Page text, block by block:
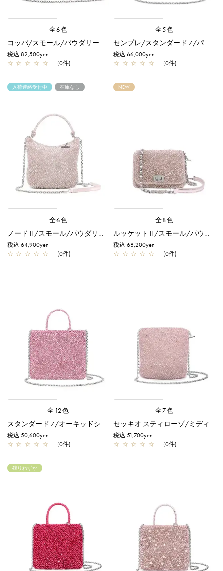
全6色
コッパ/スモール/パウダリーピンクシルバー
税込 82,500yen
☆ ☆ ☆ ☆ ☆ (0件)
全5色
センプレ/スタンダード Z/パウダリーピンクシルバー
税込 66,000yen
☆ ☆ ☆ ☆ ☆ (0件)
入荷連絡受付中 在庫なし
全6色
ノード II /スモール/パウダリーピンクシルバー
税込 64,900yen
☆ ☆ ☆ ☆ ☆ (0件)
NEW
全8色
ルッケット II /スモール/パウダリーピンクシルバー
税込 68,200yen
☆ ☆ ☆ ☆ ☆ (0件)
全12色
スタンダード Z/オーキッドシルバー
税込 50,600yen
☆ ☆ ☆ ☆ ☆ (0件)
全7色
セッキオ スティローゾ/ミディアム/フラミンゴシルバー
税込 51,700yen
☆ ☆ ☆ ☆ ☆ (0件)
残りわずか